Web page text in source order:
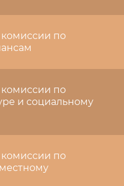
по
по
и социальному
по